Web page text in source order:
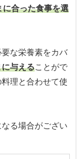
合った食事を選
な栄養素をカバ
与えることがで
理と合わせて使
る場合がござい